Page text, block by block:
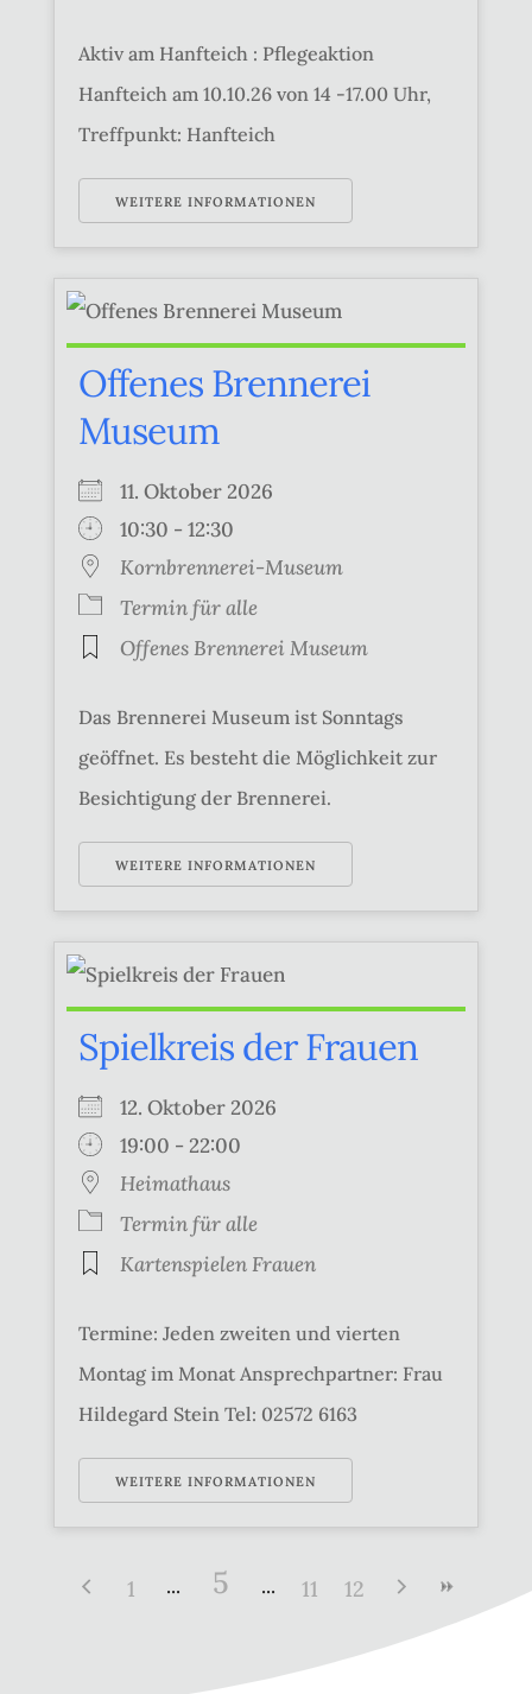
Aktiv am Hanfteich : Pflegeaktion
Hanfteich am 10.10.26 von 14 -17.00 Uhr,
Treffpunkt: Hanfteich
WEITERE INFORMATIONEN
Offenes Brennerei
Museum
11. Oktober 2026
10:30 - 12:30
Kornbrennerei-Museum
Termin für alle
Offenes Brennerei Museum
Das Brennerei Museum ist Sonntags
geöffnet. Es besteht die Möglichkeit zur
Besichtigung der Brennerei.
WEITERE INFORMATIONEN
Spielkreis der Frauen
12. Oktober 2026
19:00 - 22:00
Heimathaus
Termin für alle
Kartenspielen Frauen
Termine: Jeden zweiten und vierten
Montag im Monat Ansprechpartner: Frau
Hildegard Stein Tel: 02572 6163
WEITERE INFORMATIONEN
1 5 11 12